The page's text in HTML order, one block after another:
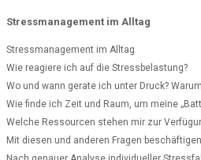
Stressmanagement im Alltag
Stressmanagement im Alltag
Wie reagiere ich auf die Stressbelastung?
Wo und wann gerate ich unter Druck?
Wie finde ich Zeit und Raum, um meine
Welche Ressourcen stehen mir zur
Mit diesen und anderen Fragen